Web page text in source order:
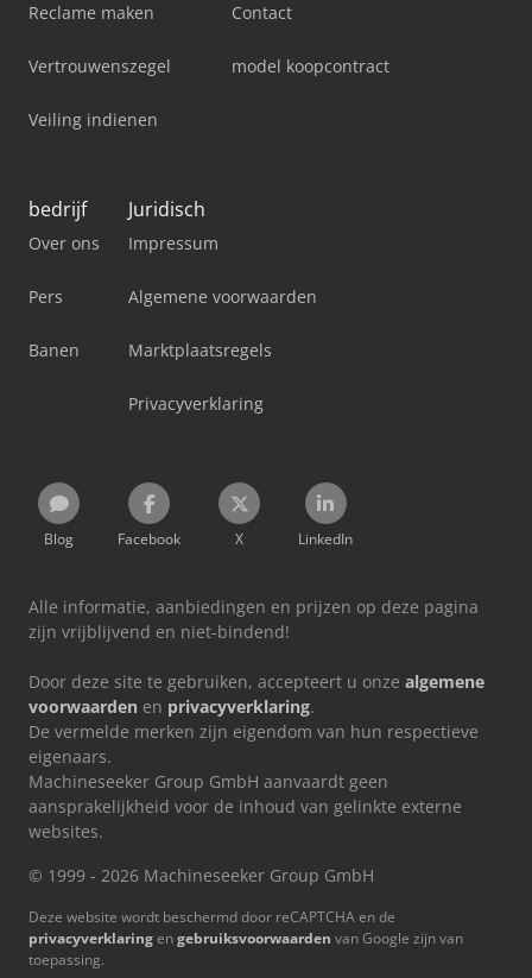
Reclame maken
Vertrouwenszegel
Veiling indienen
Contact
model koopcontract
bedrijf
Over ons
Pers
Banen
Juridisch
Impressum
Algemene voorwaarden
Marktplaatsregels
Privacyverklaring
Blog Facebook X LinkedIn
Alle informatie, aanbiedingen en prijzen op deze pagina
zijn vrijblijvend en niet-bindend!
Door deze site te gebruiken, accepteert u onze algemene
voorwaarden en privacyverklaring.
De vermelde merken zijn eigendom van hun respectieve
eigenaars.
Machineseeker Group GmbH aanvaardt geen
aansprakelijkheid voor de inhoud van gelinkte externe
websites.
© 1999 - 2026 Machineseeker Group GmbH
Deze website wordt beschermd door reCAPTCHA en de
privacyverklaringengebruiksvoorwaarden van Google zijn van
toepassing.